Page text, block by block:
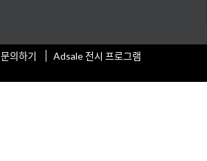
문의하기
Adsale 전시 프로그램